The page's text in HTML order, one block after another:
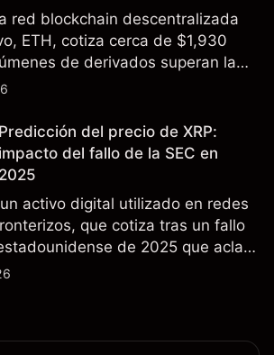
red blockchain descentralizada
ETH, cotiza cerca de $1,930
de derivados superan la
ETF spot de Ethereum registran
indicador fiable de resultados
Predicción del precio de XRP:
impacto del fallo de la SEC en
2025
activo digital utilizado en redes
que cotiza tras un fallo
de 2025 que aclaró
de XRP en exchanges